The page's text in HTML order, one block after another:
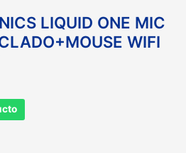
LIQUID ONE MIC
WIFI